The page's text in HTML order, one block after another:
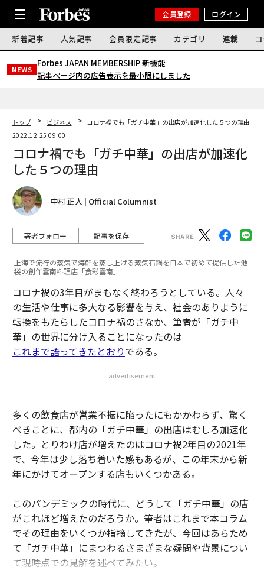
会員登録 ログイン
新着記事 人気記事 会員限定記事 カテゴリ 連載
NEWS
Forbes JAPAN MEMBERSHIP 新機能｜
記事ページ内の広告表示を最小限にしました
トップ ビジネス
コロナ禍でも「ガチ中華」の出店が加速化した５つの理由
2022.12.25 09:00
コロナ禍でも「ガチ中華」の出店が加速化
した５つの理由
中村 正人 | Official Columnist
著者フォロー 記事を保存
上海で流行の蒸気で海鮮を蒸し上げる蒸気石鍋を日本で初めて提供した池
袋の創作雲南料理店「食彩雲南」
コロナ禍の3年目がまもなく終わろうとしている。人々
の生活や仕事に多大なる影響を与え、社会のありように
転換をもたらしたコロナ禍のさなか、筆者が「ガチ中
華」の世界に分け入ることになったのは
これまで語ってきたとおりである。
advertisement
多くの飲食店が営業不振に陥ったにもかかわらず、驚く
べきことに、都内の「ガチ中華」の出店はむしろ加速化
した。とりわけ店が増えたのはコロナ禍2年目の2021年
で、今年は少し落ち着いた感もあるが、この年末から新
年にかけてオープンする店もいくつかある。
このパンデミックの時代に、どうして「ガチ中華」の店
がこれほど増えたのだろうか。筆者はこれまで本コラム
でその理由をいくつか指摘してきたが、今回はあらため
て「ガチ中華」にまつわるさまざまな疑問や背景につい
て現時点での見解を述べてみたい。